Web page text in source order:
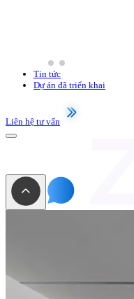
Tin tức
Dự án đã triển khai
Liên hệ tư vấn